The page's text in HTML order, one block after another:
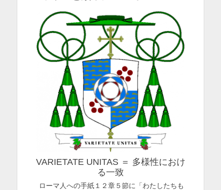
VARIETATE UNITAS ＝ 多様性におけ
る一致
ローマ人への手紙１２章５節に「わたしたちも